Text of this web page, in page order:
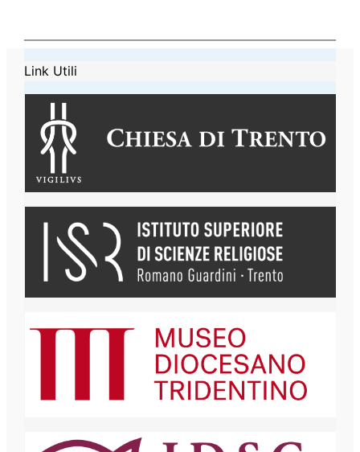
Link Utili